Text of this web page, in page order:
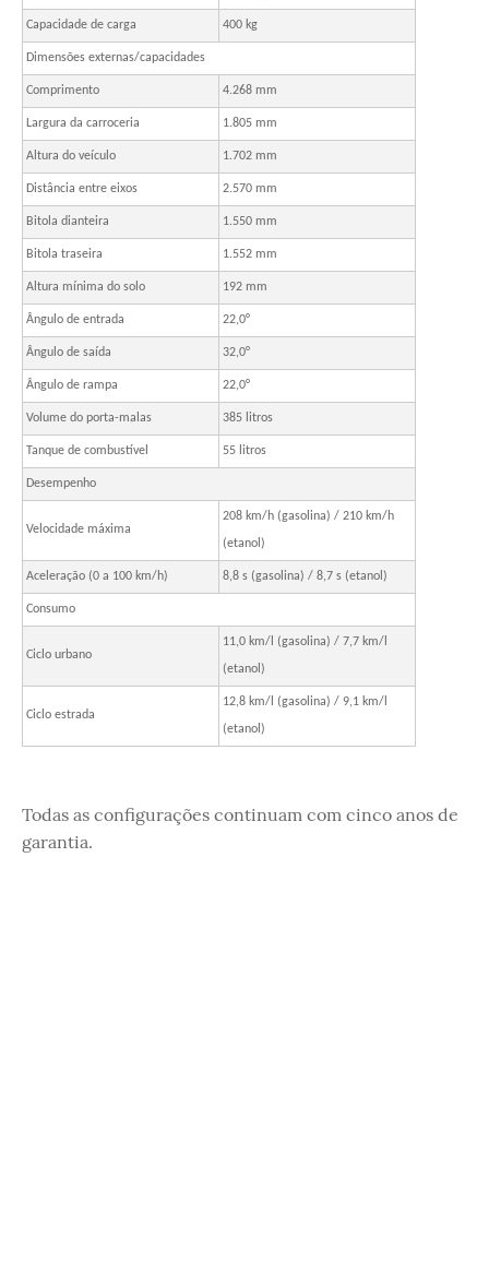
Capacidade de carga 400 kg
Dimensões externas/capacidades
Comprimento 4.268 mm
Largura da carroceria 1.805 mm
Altura do veículo 1.702 mm
Distância entre eixos 2.570 mm
Bitola dianteira 1.550 mm
Bitola traseira 1.552 mm
Altura mínima do solo 192 mm
Ângulo de entrada 22,0°
Ângulo de saída 32,0°
Ângulo de rampa 22,0°
Volume do porta-malas 385 litros
Tanque de combustível 55 litros
Desempenho
Velocidade máxima
208 km/h (gasolina) / 210 km/h
(etanol)
Aceleração (0 a 100 km/h) 8,8 s (gasolina) / 8,7 s (etanol)
Consumo
Ciclo urbano
11,0 km/l (gasolina) / 7,7 km/l
(etanol)
Ciclo estrada
12,8 km/l (gasolina) / 9,1 km/l
(etanol)
Todas as configurações continuam com cinco anos de
garantia.